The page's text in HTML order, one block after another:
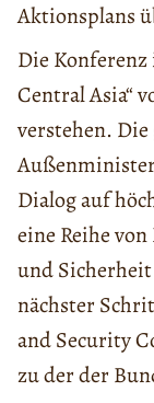
Aktionsplans
Die
Central Asia“
verstehen.
Dialog auf
eine Reihe
und
nächster
and Security
zu der der